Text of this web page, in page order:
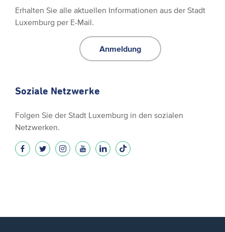
Erhalten Sie alle aktuellen Informationen aus der Stadt
Luxemburg per E-Mail.
Anmeldung
Soziale Netzwerke
Folgen Sie der Stadt Luxemburg in den sozialen
Netzwerken.